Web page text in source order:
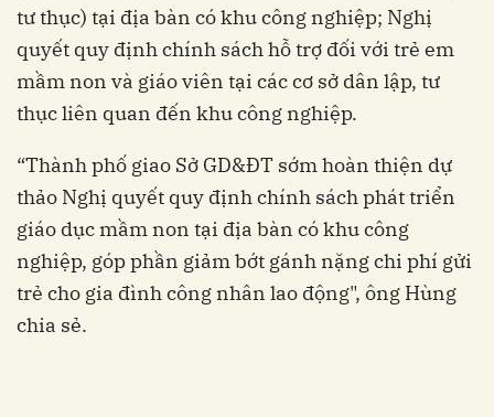
tư thục) tại địa bàn có khu công nghiệp; Nghị
quyết quy định chính sách hỗ trợ đối với trẻ em
mầm non và giáo viên tại các cơ sở dân lập, tư
thục liên quan đến khu công nghiệp.
“Thành phố giao Sở GD&ĐT sớm hoàn thiện dự
thảo Nghị quyết quy định chính sách phát triển
giáo dục mầm non tại địa bàn có khu công
nghiệp, góp phần giảm bớt gánh nặng chi phí gửi
trẻ cho gia đình công nhân lao động", ông Hùng
chia sẻ.